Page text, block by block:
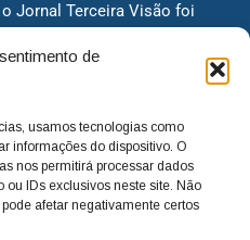
de
usamos tecnologias como
informações do dispositivo. O
nos permitirá processar dados
IDs exclusivos neste site. Não
afetar negativamente certos
Jornal Terceira Visão foi
época só existiam
o jornal continua
notícias. Nunca
do cidadão, sempre
em busca de melhorias
resoluções para casos